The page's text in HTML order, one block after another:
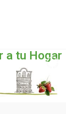
a tu Hogar